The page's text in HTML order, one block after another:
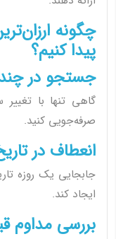
چگونه
پیدا کنیم؟
جستجو در
گاهی تنها با
صرفه‌جویی کنید.
انعطاف در
جابجایی یک روزه
ایجاد کند.
بررسی مداوم